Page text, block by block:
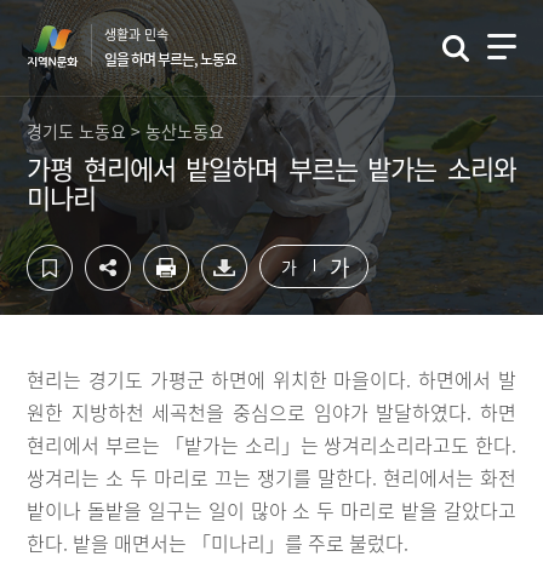
영
기
역
생활과 민속
일을 하며 부르는, 노동요
경기도 노동요 > 농산노동요
가평 현리에서 밭일하며 부르는 밭가는 소리와
미나리
가 가
현리는 경기도 가평군 하면에 위치한 마을이다. 하면에서 발
원한 지방하천 세곡천을 중심으로 임야가 발달하였다. 하면
현리에서 부르는 「밭가는 소리」는 쌍겨리소리라고도 한다.
쌍겨리는 소 두 마리로 끄는 쟁기를 말한다. 현리에서는 화전
밭이나 돌밭을 일구는 일이 많아 소 두 마리로 밭을 갈았다고
한다. 밭을 매면서는 「미나리」를 주로 불렀다.